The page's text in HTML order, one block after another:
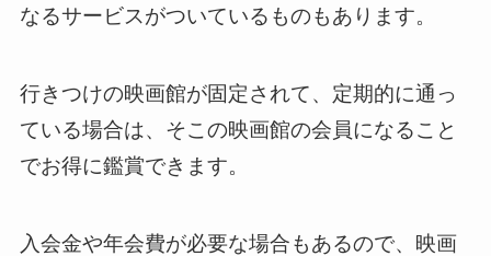
なるサービスがついているものもあります。
行きつけの映画館が固定されて、定期的に通っ
ている場合は、そこの映画館の会員になること
でお得に鑑賞できます。
入会金や年会費が必要な場合もあるので、映画